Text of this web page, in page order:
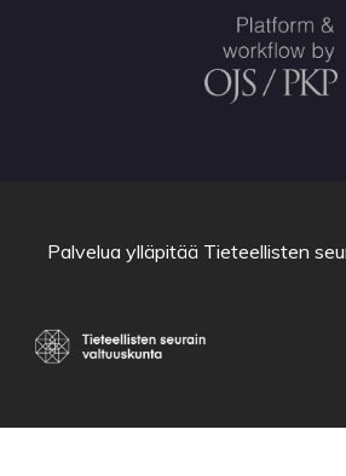
Palvelua ylläpitää Tieteellisten